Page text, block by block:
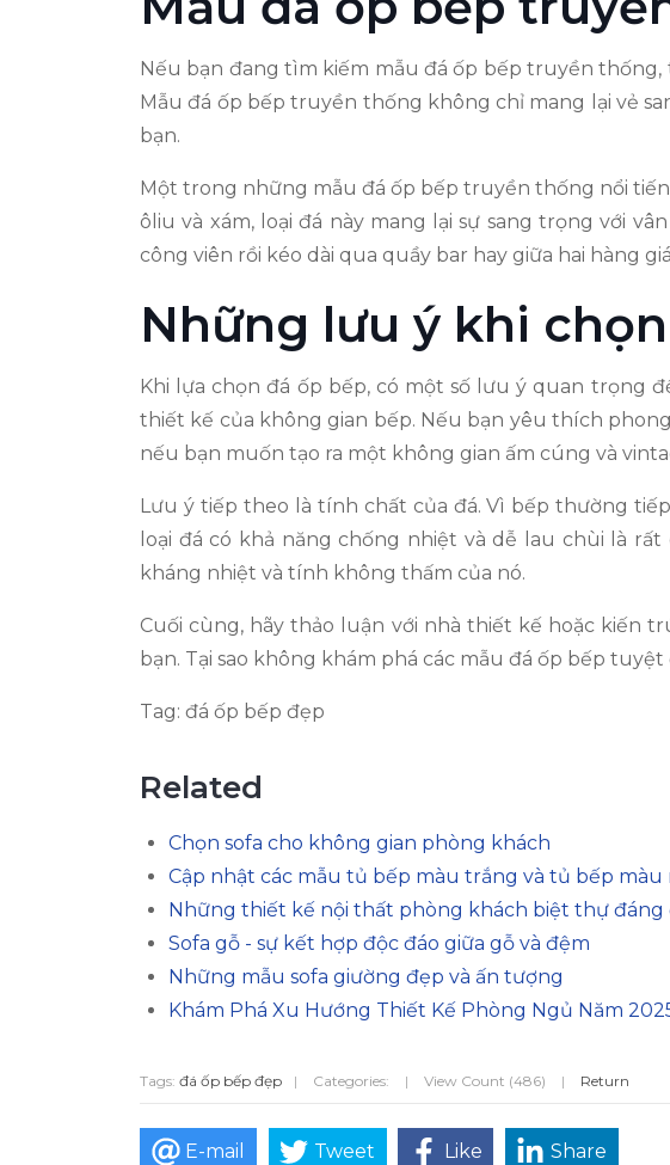
Nếu bạn đang tìm kiếm mẫu đá ốp bếp truyền
Mẫu đá ốp bếp truyền thống không chỉ mang lại vẻ
bạn.
Một trong những mẫu đá ốp bếp truyền thống nổi
ôliu và xám, loại đá này mang lại sự sang trọng với
công viên rồi kéo dài qua quầy bar hay giữa hai hàng
Những lưu ý khi
Khi lựa chọn đá ốp bếp, có một số lưu ý quan trọng
thiết kế của không gian bếp. Nếu bạn yêu thích
nếu bạn muốn tạo ra một không gian ấm cúng và
Lưu ý tiếp theo là tính chất của đá. Vì bếp thường
loại đá có khả năng chống nhiệt và dễ lau chùi là
kháng nhiệt và tính không thấm của nó.
Cuối cùng, hãy thảo luận với nhà thiết kế hoặc kiến
bạn. Tại sao không khám phá các mẫu đá ốp bếp
Tag: đá ốp bếp đẹp
Related
Chọn sofa cho không gian phòng khách
Cập nhật các mẫu tủ bếp màu trắng và tủ bếp
Những thiết kế nội thất phòng khách biệt thự đáng
Sofa gỗ - sự kết hợp độc đáo giữa gỗ và đệm
Những mẫu sofa giường đẹp và ấn tượng
Khám Phá Xu Hướng Thiết Kế Phòng Ngủ Năm
Tags: đá ốp bếp đẹp | Categories: | View Count (486) | Return
E-mail Tweet Like Share